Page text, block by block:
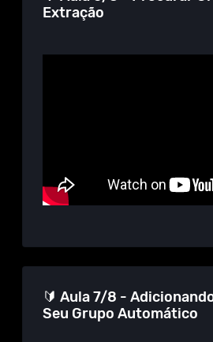
Extração
🔰 Aula 7/8 -
Seu Grupo Automático